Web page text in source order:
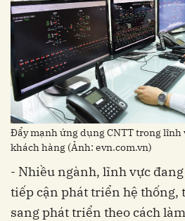
Đẩy mạnh ứng dụng CNTT trong
khách hàng (Ảnh: evn.com.vn)
- Nhiều ngành, lĩnh vực
tiếp cận phát triển hệ thống,
sang phát triển theo cách